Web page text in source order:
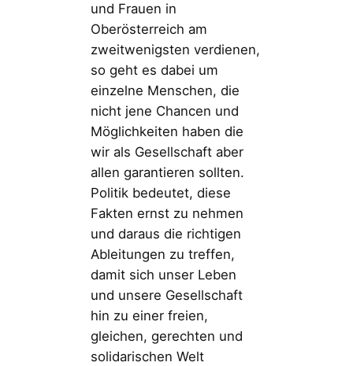
und Frauen in
Oberösterreich am
zweitwenigsten verdienen,
so geht es dabei um
einzelne Menschen, die
nicht jene Chancen und
Möglichkeiten haben die
wir als Gesellschaft aber
allen garantieren sollten.
Politik bedeutet, diese
Fakten ernst zu nehmen
und daraus die richtigen
Ableitungen zu treffen,
damit sich unser Leben
und unsere Gesellschaft
hin zu einer freien,
gleichen, gerechten und
solidarischen Welt